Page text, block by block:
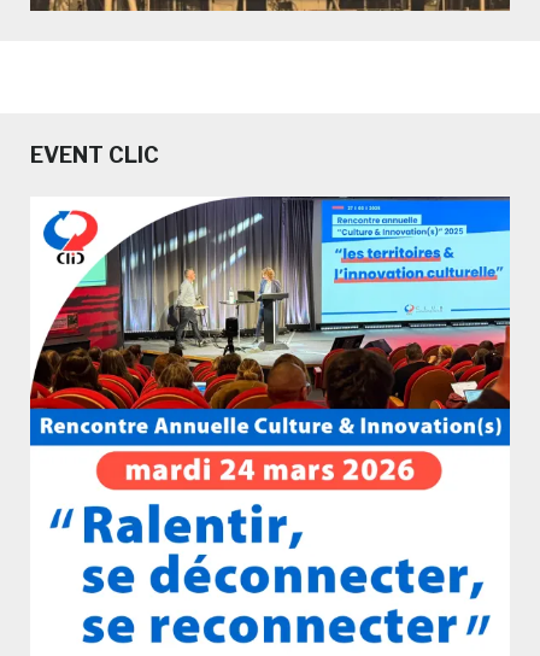
EVENT CLIC